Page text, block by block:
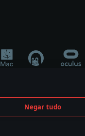
Negar tudo
patrocínio ou
owners.